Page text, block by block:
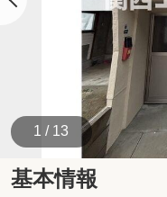
1 / 13
基本情報